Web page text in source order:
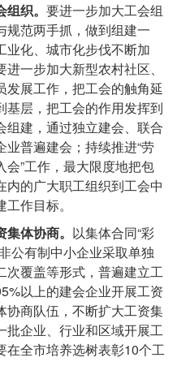
织。 要进一步加大工会组
规范两手抓，做到组建一
业化、城市化步伐不断加
一步加大新型农村社区、
发展工作，把工会的触角延
基层，把工会的作用发挥到
组建，通过独立建会、联合
普遍建会；持续推进“劳
”工作，最大限度地把包
的广大职工组织到工会中
作目标。
体协商。 以集体合同“彩
公有制中小企业采取单独
次覆盖等形式，普遍建立工
以上的建会企业开展工资
协商队伍，不断扩大工资集
批企业、行业和区域开展工
在全市培养选树表彰10个工